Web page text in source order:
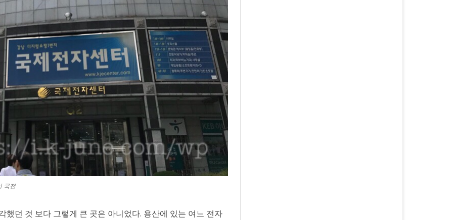
국전
던 것 보다 그렇게 큰 곳은 아니었다. 용산에 있는 여느 전자